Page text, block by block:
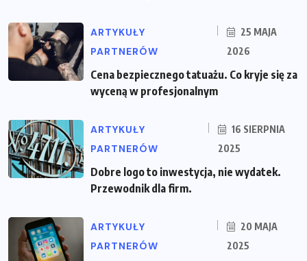
ARTYKUŁY
PARTNERÓW
25 MAJA
2026
Cena bezpiecznego tatuażu. Co kryje się za
wyceną w profesjonalnym
ARTYKUŁY
PARTNERÓW
16 SIERPNIA
2025
Dobre logo to inwestycja, nie wydatek.
Przewodnik dla firm.
ARTYKUŁY
PARTNERÓW
20 MAJA
2025